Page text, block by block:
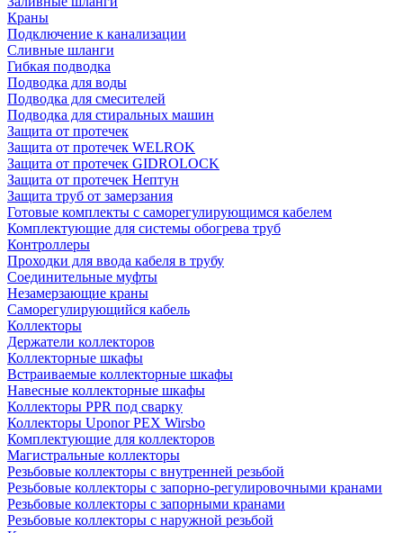
Краны
Подключение к канализации
Сливные шланги
Гибкая подводка
Подводка для воды
Подводка для смесителей
Подводка для стиральных машин
Защита от протечек
Защита от протечек WELROK
Защита от протечек GIDROLOCK
Защита от протечек Нептун
Защита труб от замерзания
Готовые комплекты с саморегулирующимся кабелем
Комплектующие для системы обогрева труб
Контроллеры
Проходки для ввода кабеля в трубу
Соединительные муфты
Незамерзающие краны
Саморегулирующийся кабель
Коллекторы
Держатели коллекторов
Коллекторные шкафы
Встраиваемые коллекторные шкафы
Навесные коллекторные шкафы
Коллекторы PPR под сварку
Коллекторы Uponor PEX Wirsbo
Комплектующие для коллекторов
Магистральные коллекторы
Резьбовые коллекторы с внутренней резьбой
Резьбовые коллекторы с запорно-регулировочными кранами
Резьбовые коллекторы с запорными кранами
Резьбовые коллекторы с наружной резьбой